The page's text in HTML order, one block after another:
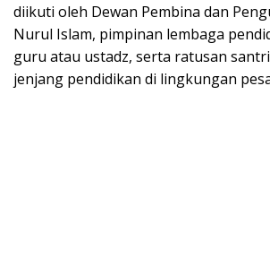
diikuti oleh Dewan Pembina dan
Nurul Islam, pimpinan lembaga
guru atau ustadz, serta ratusan
jenjang pendidikan di lingkungan